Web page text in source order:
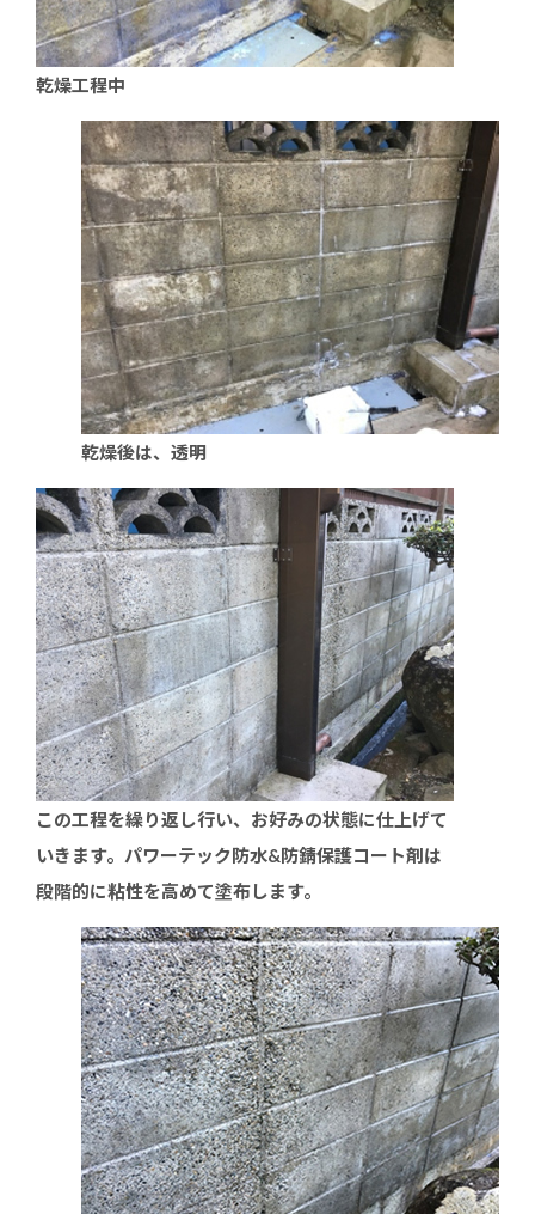
乾燥工程中
乾燥後は、透明
この工程を繰り返し行い、お好みの状態に仕上げて
いきます。パワーテック防水&防錆保護コート剤は
段階的に粘性を高めて塗布します。